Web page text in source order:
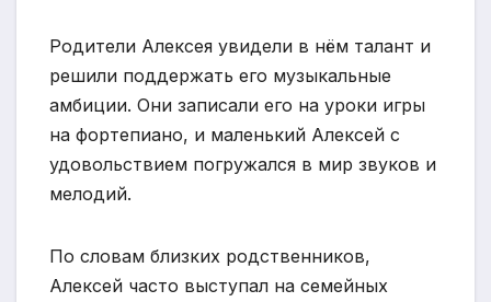
Родители Алексея увидели в нём талант и
решили поддержать его музыкальные
амбиции. Они записали его на уроки игры
на фортепиано, и маленький Алексей с
удовольствием погружался в мир звуков и
мелодий.
По словам близких родственников,
Алексей часто выступал на семейных